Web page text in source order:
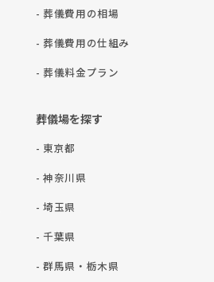
- 葬儀費用の相場
- 葬儀費用の仕組み
- 葬儀料金プラン
葬儀場を探す
- 東京都
- 神奈川県
- 埼玉県
- 千葉県
- 群⾺県・栃⽊県